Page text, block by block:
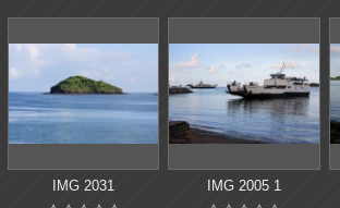
IMG 2031 IMG 2005 1